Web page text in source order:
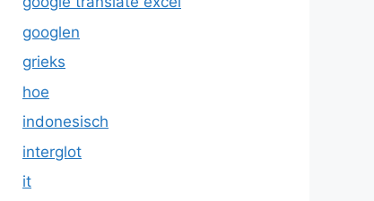
googlen
grieks
hoe
indonesisch
interglot
it